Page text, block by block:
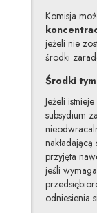
Komisja
jeżeli nie
środki
Środki
Jeżeli
subsydium
przyjęta
jeśli
odniesienia